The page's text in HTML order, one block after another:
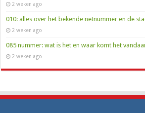
2 weken ago
010: alles over het bekende netnummer en de
2 weken ago
085 nummer: wat is het en waar komt het
2 weken ago